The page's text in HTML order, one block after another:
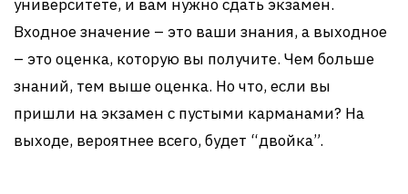
университете, и вам нужно сдать экзамен.
Входное значение – это ваши знания, а выходное
– это оценка, которую вы получите. Чем больше
знаний, тем выше оценка. Но что, если вы
пришли на экзамен с пустыми карманами? На
выходе, вероятнее всего, будет “двойка”.